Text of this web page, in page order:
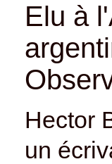
Elu à
Hector
un